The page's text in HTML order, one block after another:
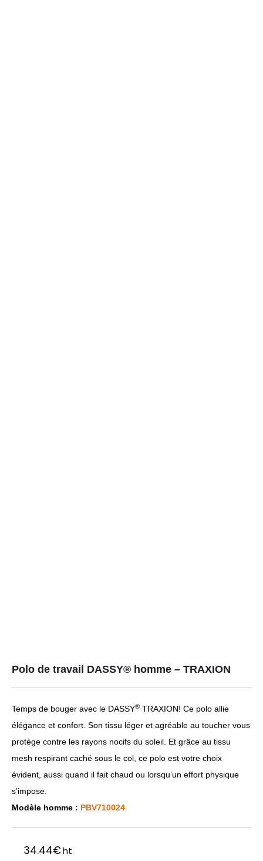
Polo de travail DASSY® homme – TRAXION
Temps de bouger avec le DASSY® TRAXION! Ce polo allie
élégance et confort. Son tissu léger et agréable au toucher vous
protège contre les rayons nocifs du soleil. Et grâce au tissu
mesh respirant caché sous le col, ce polo est votre choix
évident, aussi quand il fait chaud ou lorsqu’un effort physique
s’impose.
Modèle homme : PBV710024
34.44€ht